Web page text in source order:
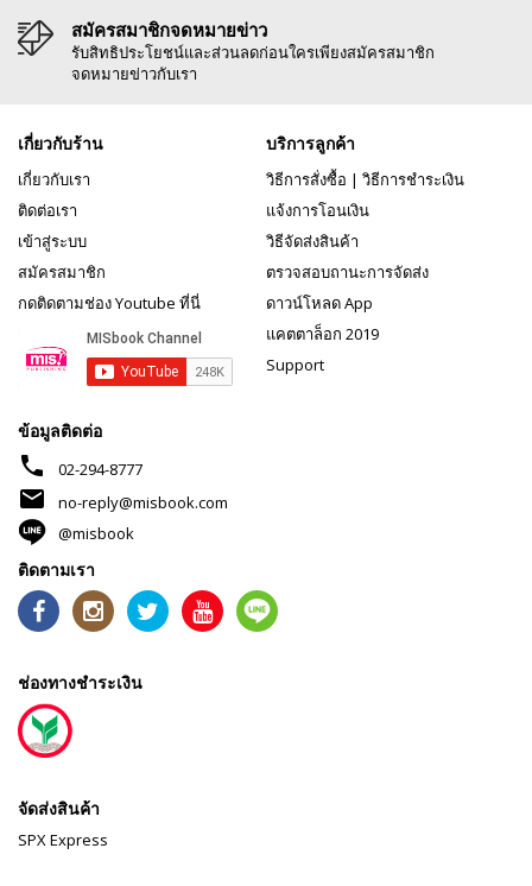
สมัครสมาชิกจดหมายข่าว
รับสิทธิประโยชน์และส่วนลดก่อนใครเพียงสมัครสมาชิก
จดหมายข่าวกับเรา
เกี่ยวกับร้าน
เกี่ยวกับเรา
ติดต่อเรา
เข้าสู่ระบบ
สมัครสมาชิก
กดติดตามช่อง Youtube ที่นี่
บริการลูกค้า
วิธีการสั่งซื้อ | วิธีการชำระเงิน
แจ้งการโอนเงิน
วิธีจัดส่งสินค้า
ตรวจสอบถานะการจัดส่ง
ดาวน์โหลด App
แคตตาล็อก 2019
Support
ข้อมูลติดต่อ
phone 02-294-8777
mail
no-reply@misbook.com
@misbook
ติดตามเรา
ช่องทางชำระเงิน
จัดส่งสินค้า
SPX Express